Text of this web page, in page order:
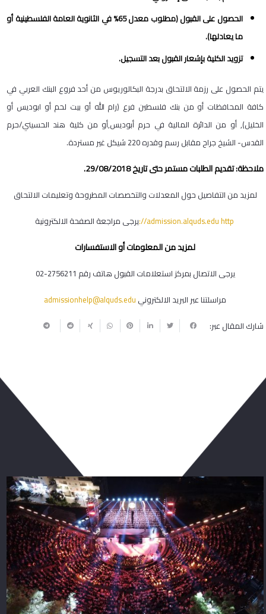
الحصول على القبول (مطلوب معدل 65% في الثانوية العامة الفلسطينية أو
ما يعادلها).
تزويد الكلية بإشعار القبول بعد التسجيل.
يتم الحصول على رزمة الالتحاق بدرجة البكالوريوس من أحد فروع البنك العربي في
كافة المحافظات أو من بنك فلسطين فرع (رام الله أو بيت لحم أو ابوديس أو
الخليل), أو من الدائرة المالية في حرم أبوديس,أو من كلية هند الحسيني/حرم
القدس- الشيخ جراح مقابل رسم وقدره 220 شيكل غير مستردة.
ملاحظة: تقديم الطلبات مستمر حتى تاريخ 29/08/2018.
لمزيد من التفاصيل حول المعدلات والتخصصات المطروحة وتعليمات الالتحاق
http
://admission.alquds.eduيرجى مراجعة الصفحة الالكترونية
لمزيد من المعلومات أو الاستفسارات
يرجى الاتصال بمركز استعلامات القبول هاتف رقم 02-2756211
مراسلتنا عبر البريد الالكتروني admissionhelp@alquds.edu
شارك المقال عبر: